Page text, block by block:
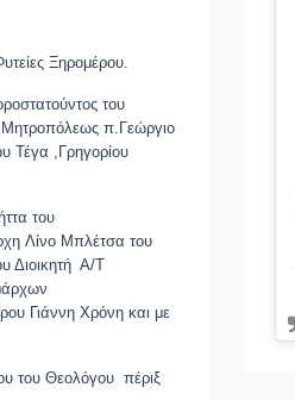
Ξηρομέρου.
του
Μητροπόλεως π.Γεώργιο
Τέγα ,Γρηγορίου
του
Λίνο Μπλέτσα του
Διοικητή Α/Τ
Γιάννη Χρόνη και με
του Θεολόγου πέριξ